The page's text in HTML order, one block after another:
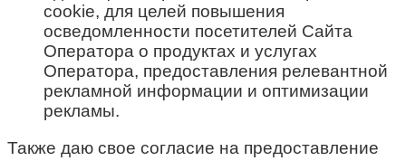
cookie, для целей повышения
осведомленности посетителей Сайта
Оператора о продуктах и услугах
Оператора, предоставления релевантной
рекламной информации и оптимизации
рекламы.
Также даю свое согласие на предоставление